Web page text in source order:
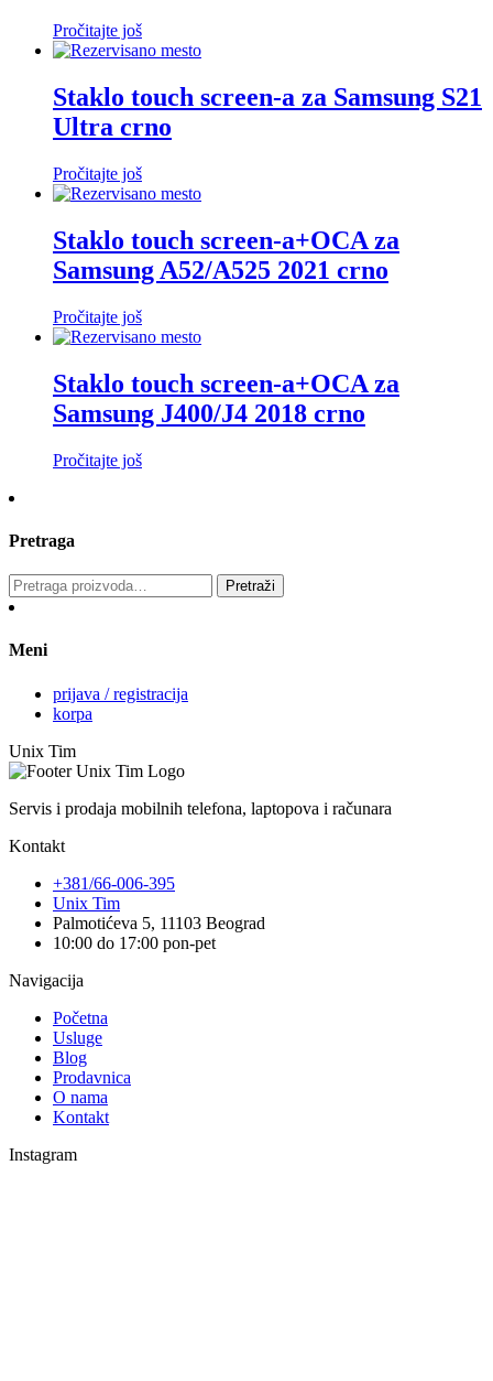
Pročitajte još
Staklo touch screen-a za Samsung S21
Ultra crno
Pročitajte još
Staklo touch screen-a+OCA za
Samsung A52/A525 2021 crno
Pročitajte još
Staklo touch screen-a+OCA za
Samsung J400/J4 2018 crno
Pročitajte još
Pretraga
Pretraga
za:
Pretraži
Meni
prijava / registracija
korpa
Unix Tim
Servis i prodaja mobilnih telefona, laptopova i računara
Kontakt
+381/66-006-395
Unix Tim
Palmotićeva 5, 11103 Beograd
10:00 do 17:00 pon-pet
Navigacija
Početna
Usluge
Blog
Prodavnica
O nama
Kontakt
Instagram